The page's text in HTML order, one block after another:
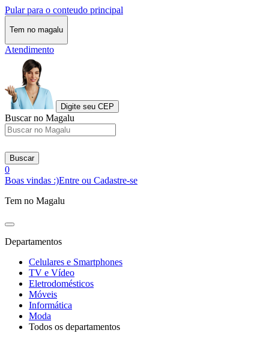
Pular para o conteudo principal
Tem no magalu
Atendimento
Digite seu CEP
Buscar no Magalu
Buscar
0
Boas vindas :)Entre ou Cadastre-se
Tem no Magalu
Departamentos
Celulares e Smartphones
TV e Vídeo
Eletrodomésticos
Móveis
Informática
Moda
Todos os departamentos